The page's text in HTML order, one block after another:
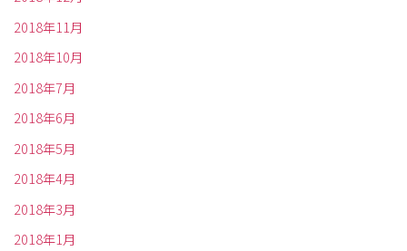
2018年11月
2018年10月
2018年7月
2018年6月
2018年5月
2018年4月
2018年3月
2018年1月